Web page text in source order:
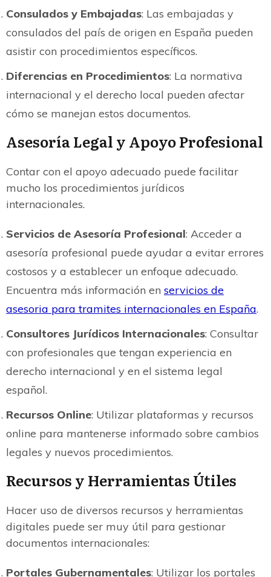
Consulados y Embajadas: Las embajadas y
consulados del país de origen en España pueden
asistir con procedimientos específicos.
Diferencias en Procedimientos: La normativa
internacional y el derecho local pueden afectar
cómo se manejan estos documentos.
Asesoría Legal y Apoyo Profesional
Contar con el apoyo adecuado puede facilitar
mucho los procedimientos jurídicos
internacionales.
Servicios de Asesoría Profesional: Acceder a
asesoría profesional puede ayudar a evitar errores
costosos y a establecer un enfoque adecuado.
Encuentra más información en servicios de
asesoria para tramites internacionales en España.
Consultores Jurídicos Internacionales: Consultar
con profesionales que tengan experiencia en
derecho internacional y en el sistema legal
español.
Recursos Online: Utilizar plataformas y recursos
online para mantenerse informado sobre cambios
legales y nuevos procedimientos.
Recursos y Herramientas Útiles
Hacer uso de diversos recursos y herramientas
digitales puede ser muy útil para gestionar
documentos internacionales:
Portales Gubernamentales: Utilizar los portales